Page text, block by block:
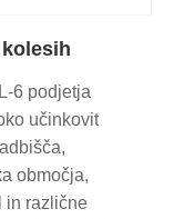
6 podjetja
učinkovit
območja,
in različne